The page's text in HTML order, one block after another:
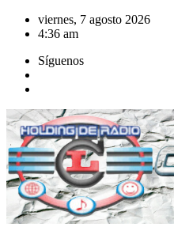
Saltar
viernes, 7 agosto 2026
4:36 am
Síguenos